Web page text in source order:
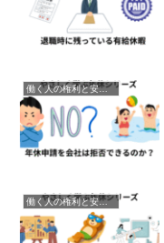
働く人の権利と安心ガイド
働く人の権利と安心ガイド